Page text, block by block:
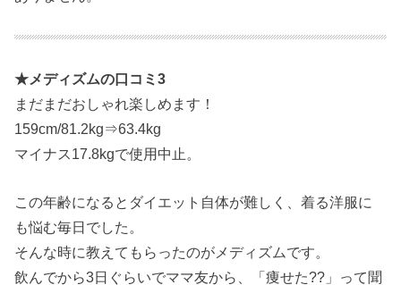
★メディズムの口コミ3
まだまだおしゃれ楽しめます！
159cm/81.2kg⇒63.4kg
マイナス17.8kgで使用中止。
この年齢になるとダイエット自体が難しく、着る洋服に
も悩む毎日でした。
そんな時に教えてもらったのがメディズムです。
飲んでから3日ぐらいでママ友から、「痩せた??」って聞